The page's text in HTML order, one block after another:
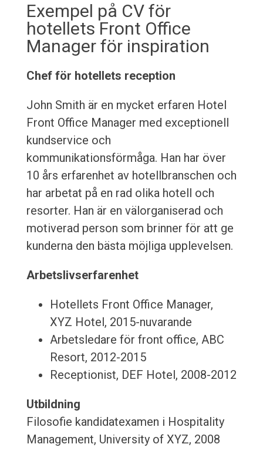
Exempel på CV för
hotellets Front Office
Manager för inspiration
Chef för hotellets reception
John Smith är en mycket erfaren Hotel
Front Office Manager med exceptionell
kundservice och
kommunikationsförmåga. Han har över
10 års erfarenhet av hotellbranschen och
har arbetat på en rad olika hotell och
resorter. Han är en välorganiserad och
motiverad person som brinner för att ge
kunderna den bästa möjliga upplevelsen.
Arbetslivserfarenhet
Hotellets Front Office Manager,
XYZ Hotel, 2015-nuvarande
Arbetsledare för front office, ABC
Resort, 2012-2015
Receptionist, DEF Hotel, 2008-2012
Utbildning
Filosofie kandidatexamen i Hospitality
Management, University of XYZ, 2008